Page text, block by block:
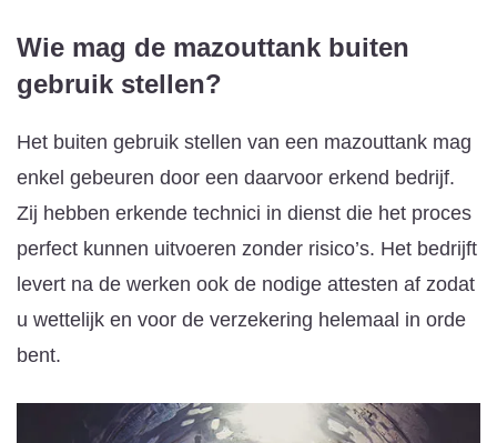
Wie mag de mazouttank buiten
gebruik stellen?
Het buiten gebruik stellen van een mazouttank mag
enkel gebeuren door een daarvoor erkend bedrijf.
Zij hebben erkende technici in dienst die het proces
perfect kunnen uitvoeren zonder risico’s. Het bedrijft
levert na de werken ook de nodige attesten af zodat
u wettelijk en voor de verzekering helemaal in orde
bent.